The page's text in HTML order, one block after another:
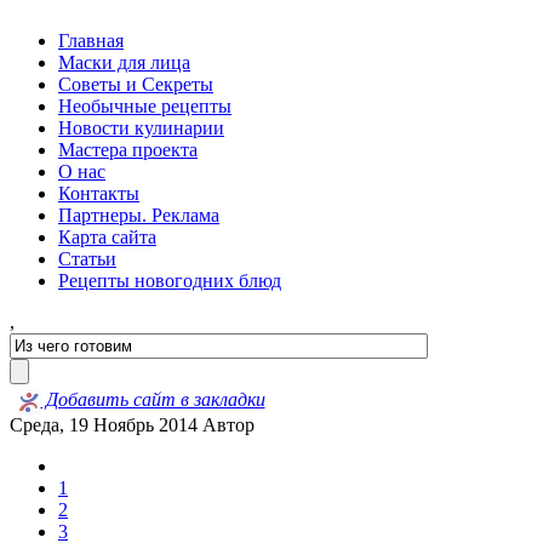
Главная
Маски для лица
Советы и Секреты
Необычные рецепты
Новости кулинарии
Мастера проекта
О нас
Контакты
Партнеры. Реклама
Карта сайта
Статьи
Рецепты новогодних блюд
,
Добавить сайт в закладки
Среда, 19 Ноябрь 2014 Автор
1
2
3